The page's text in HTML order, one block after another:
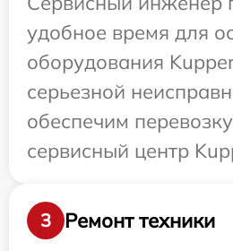
удобное время для
оборудования
серьезной
обеспечим
сервисный центр
3
Ремонт техники